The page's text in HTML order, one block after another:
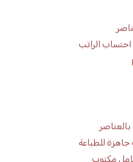
الراتب